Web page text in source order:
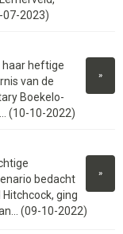
07-2023)
»
haar heftige
van de
Boekelo-
(10-10-2022)
»
bedacht
ging
(09-10-2022)